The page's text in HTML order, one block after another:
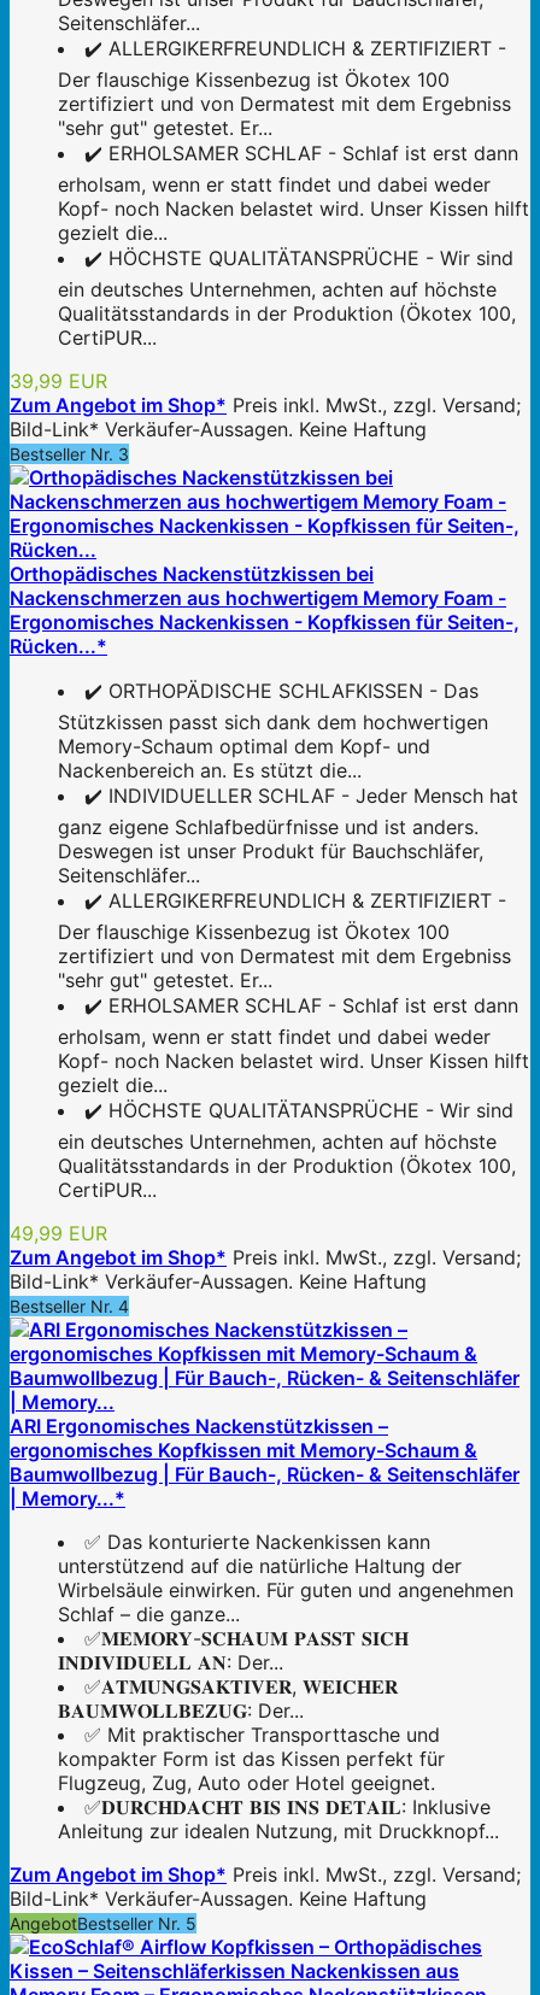
Seitenschläfer...
✔️ ALLERGIKERFREUNDLICH & ZERTIFIZIERT -
Der flauschige Kissenbezug ist Ökotex 100
zertifiziert und von Dermatest mit dem Ergebniss
"sehr gut" getestet. Er...
✔️ ERHOLSAMER SCHLAF - Schlaf ist erst dann
erholsam, wenn er statt findet und dabei weder
Kopf- noch Nacken belastet wird. Unser Kissen hilft
gezielt die...
✔️ HÖCHSTE QUALITÄTANSPRÜCHE - Wir sind
ein deutsches Unternehmen, achten auf höchste
Qualitätsstandards in der Produktion (Ökotex 100,
CertiPUR...
39,99 EUR
Zum Angebot im Shop* Preis inkl. MwSt., zzgl. Versand;
Bild-Link* Verkäufer-Aussagen. Keine Haftung
Bestseller Nr. 3
Orthopädisches Nackenstützkissen bei
Nackenschmerzen aus hochwertigem Memory Foam -
Ergonomisches Nackenkissen - Kopfkissen für Seiten-,
Rücken...*
✔️ ORTHOPÄDISCHE SCHLAFKISSEN - Das
Stützkissen passt sich dank dem hochwertigen
Memory-Schaum optimal dem Kopf- und
Nackenbereich an. Es stützt die...
✔️ INDIVIDUELLER SCHLAF - Jeder Mensch hat
ganz eigene Schlafbedürfnisse und ist anders.
Deswegen ist unser Produkt für Bauchschläfer,
Seitenschläfer...
✔️ ALLERGIKERFREUNDLICH & ZERTIFIZIERT -
Der flauschige Kissenbezug ist Ökotex 100
zertifiziert und von Dermatest mit dem Ergebniss
"sehr gut" getestet. Er...
✔️ ERHOLSAMER SCHLAF - Schlaf ist erst dann
erholsam, wenn er statt findet und dabei weder
Kopf- noch Nacken belastet wird. Unser Kissen hilft
gezielt die...
✔️ HÖCHSTE QUALITÄTANSPRÜCHE - Wir sind
ein deutsches Unternehmen, achten auf höchste
Qualitätsstandards in der Produktion (Ökotex 100,
CertiPUR...
49,99 EUR
Zum Angebot im Shop* Preis inkl. MwSt., zzgl. Versand;
Bild-Link* Verkäufer-Aussagen. Keine Haftung
Bestseller Nr. 4
ARI Ergonomisches Nackenstützkissen –
ergonomisches Kopfkissen mit Memory-Schaum &
Baumwollbezug | Für Bauch-, Rücken- & Seitenschläfer
| Memory...*
✅ Das konturierte Nackenkissen kann
unterstützend auf die natürliche Haltung der
Wirbelsäule einwirken. Für guten und angenehmen
Schlaf – die ganze...
✅𝐌𝐄𝐌𝐎𝐑𝐘-𝐒𝐂𝐇𝐀𝐔𝐌 𝐏𝐀𝐒𝐒𝐓 𝐒𝐈𝐂𝐇
𝐈𝐍𝐃𝐈𝐕𝐈𝐃𝐔𝐄𝐋𝐋 𝐀𝐍: Der...
✅𝐀𝐓𝐌𝐔𝐍𝐆𝐒𝐀𝐊𝐓𝐈𝐕𝐄𝐑, 𝐖𝐄𝐈𝐂𝐇𝐄𝐑
𝐁𝐀𝐔𝐌𝐖𝐎𝐋𝐋𝐁𝐄𝐙𝐔𝐆: Der...
✅ Mit praktischer Transporttasche und
kompakter Form ist das Kissen perfekt für
Flugzeug, Zug, Auto oder Hotel geeignet.
✅𝐃𝐔𝐑𝐂𝐇𝐃𝐀𝐂𝐇𝐓 𝐁𝐈𝐒 𝐈𝐍𝐒 𝐃𝐄𝐓𝐀𝐈𝐋: Inklusive
Anleitung zur idealen Nutzung, mit Druckknopf...
Zum Angebot im Shop* Preis inkl. MwSt., zzgl. Versand;
Bild-Link* Verkäufer-Aussagen. Keine Haftung
AngebotBestseller Nr. 5